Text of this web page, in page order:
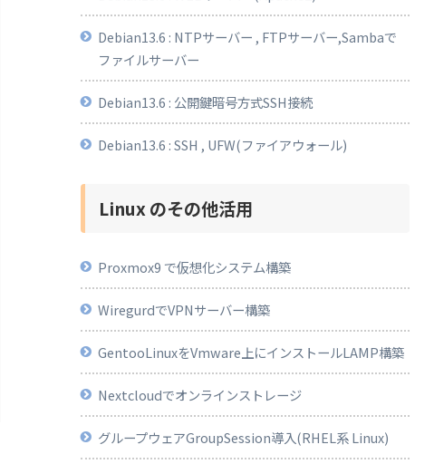
Debian13.6 : NTPサーバー , FTPサーバー,Sambaで
ファイルサーバー
Debian13.6 : 公開鍵暗号方式SSH接続
Debian13.6 : SSH , UFW(ファイアウォール)
Linux のその他活用
Proxmox9 で仮想化システム構築
WiregurdでVPNサーバー構築
GentooLinuxをVmware上にインストールLAMP構築
Nextcloudでオンラインストレージ
グループウェアGroupSession導入(RHEL系 Linux)